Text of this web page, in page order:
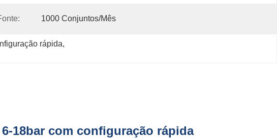
1000 Conjuntos/mês
rápida,
18bar com configuração rápida